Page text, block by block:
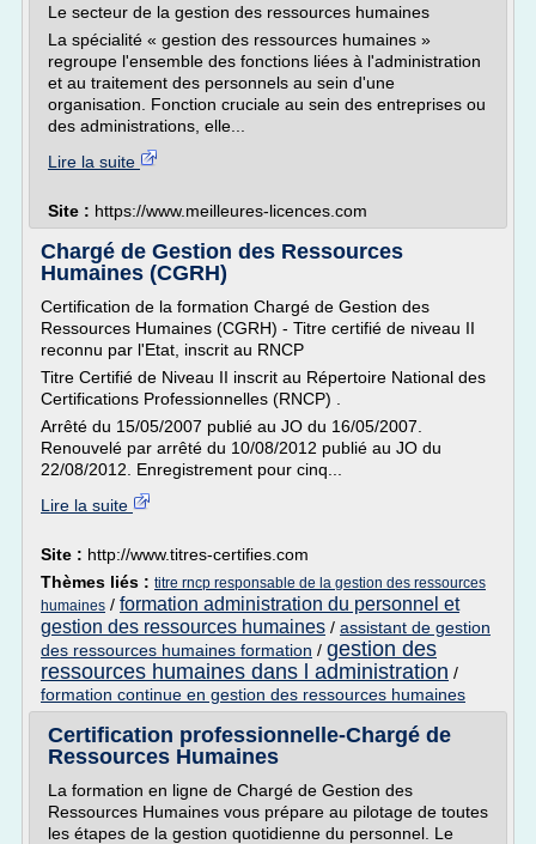
Le secteur de la gestion des ressources humaines
La spécialité « gestion des ressources humaines »
regroupe l'ensemble des fonctions liées à l'administration
et au traitement des personnels au sein d'une
organisation. Fonction cruciale au sein des entreprises ou
des administrations, elle...
Lire la suite
Site : https://www.meilleures-licences.com
Chargé de Gestion des Ressources
Humaines (CGRH)
Certification de la formation Chargé de Gestion des
Ressources Humaines (CGRH) - Titre certifié de niveau II
reconnu par l'Etat, inscrit au RNCP
Titre Certifié de Niveau II inscrit au Répertoire National des
Certifications Professionnelles (RNCP) .
Arrêté du 15/05/2007 publié au JO du 16/05/2007.
Renouvelé par arrêté du 10/08/2012 publié au JO du
22/08/2012. Enregistrement pour cinq...
Lire la suite
Site : http://www.titres-certifies.com
Thèmes liés : titre rncp responsable de la gestion des ressources
humaines / formation administration du personnel et
gestion des ressources humaines / assistant de gestion
des ressources humaines formation / gestion des
ressources humaines dans l administration /
formation continue en gestion des ressources humaines
Certification professionnelle-Chargé de
Ressources Humaines
La formation en ligne de Chargé de Gestion des
Ressources Humaines vous prépare au pilotage de toutes
les étapes de la gestion quotidienne du personnel. Le